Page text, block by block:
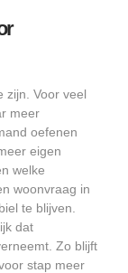
zijn. Voor veel
meer
oefenen
eigen
welke
woonvraag in
te blijven.
dat
Zo blijft
stap meer